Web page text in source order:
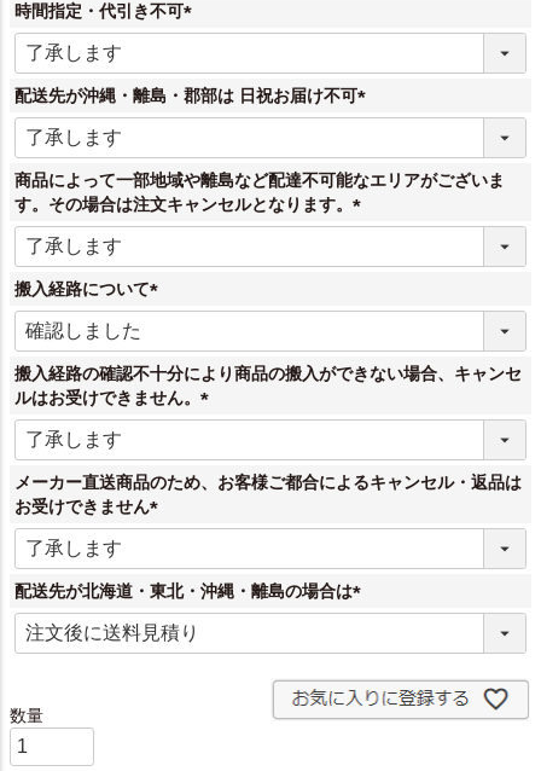
時間指定・代引き不可
(
須
配送先が沖縄・離島・郡部は 日祝お届け不可
(
須
)
商品によって一部地域や離島など配達不可能なエリアがございま
す。その場合は注文キャンセルとなります。
(
搬入経路について
(
須
)
搬入経路の確認不十分により商品の搬入ができない場合、キャンセ
ルはお受けできません。
(
メーカー直送商品のため、お客様ご都合によるキャンセル・返品は
お受けできません
(
須
配送先が北海道・東北・沖縄・離島の場合は
(
)